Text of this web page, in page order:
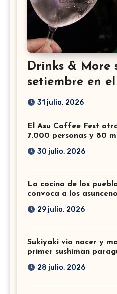
Drinks & More
setiembre en
31 julio, 2026
El Asu Coffee Fest
7.000 personas y 80
30 julio, 2026
La cocina de los
convoca a los
29 julio, 2026
Sukiyaki vio nacer y
primer sushiman
28 julio, 2026